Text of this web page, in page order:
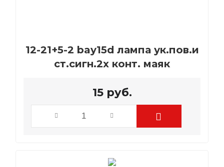
12-21+5-2 bay15d лампа ук.пов.и
ст.сигн.2х конт. маяк
15 руб.